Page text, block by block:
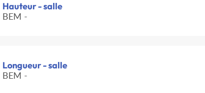
Hauteur - salle
BEM -
Longueur - salle
BEM -